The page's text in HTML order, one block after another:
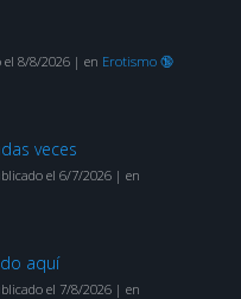
el 8/8/2026| en Erotismo 🔞
veces
el 6/7/2026| en
aquí
el 7/8/2026| en